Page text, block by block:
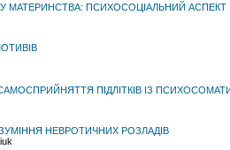
МАТЕРИНСТВА: ПСИХОСОЦІАЛЬНИЙ АСПЕКТ
ПІДЛІТКІВ ІЗ
НЕВРОТИЧНИХ РОЗЛАДІВ